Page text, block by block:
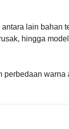
lain bahan
hingga